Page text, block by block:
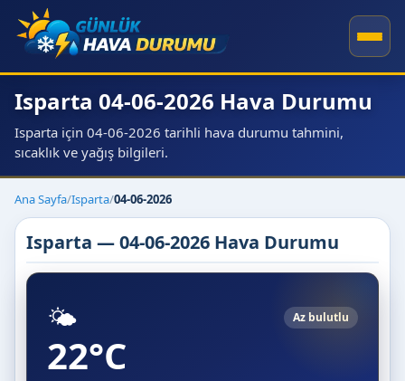
Isparta 04-06-2026 Hava Durumu
Isparta için 04-06-2026 tarihli hava durumu tahmini,
sıcaklık ve yağış bilgileri.
Ana Sayfa/Isparta/04-06-2026
Isparta — 04-06-2026 Hava Durumu
🌤️ Az bulutlu
22°C